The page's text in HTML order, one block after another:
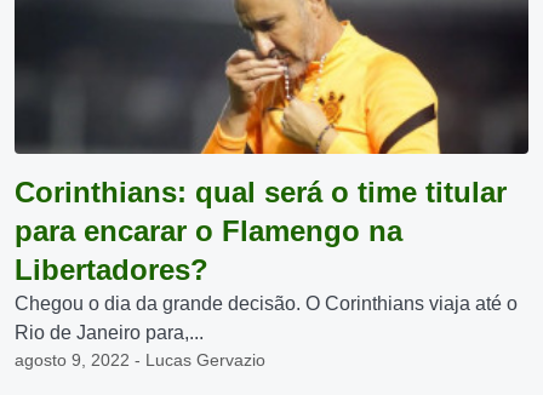
Corinthians: qual será o time titular
para encarar o Flamengo na
Libertadores?
Chegou o dia da grande decisão. O Corinthians viaja até o
Rio de Janeiro para,...
agosto 9, 2022 - Lucas Gervazio